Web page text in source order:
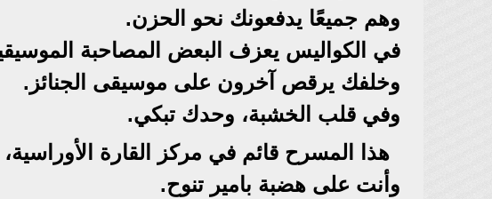
وهم جميعًا يدفعونك نحو الحزن.
في الكواليس يعزف البعض المصاحبة
وخلفك يرقص آخرون على موسيقى الجنائز.
وفي قلب الخشبة، وحدك تبكي.
هذا المسرح قائم في مركز القارة الأوراسية،
وأنت على هضبة بامير تنوح.